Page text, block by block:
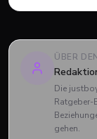
ÜBER
Die
Ratgeber-
gehen.